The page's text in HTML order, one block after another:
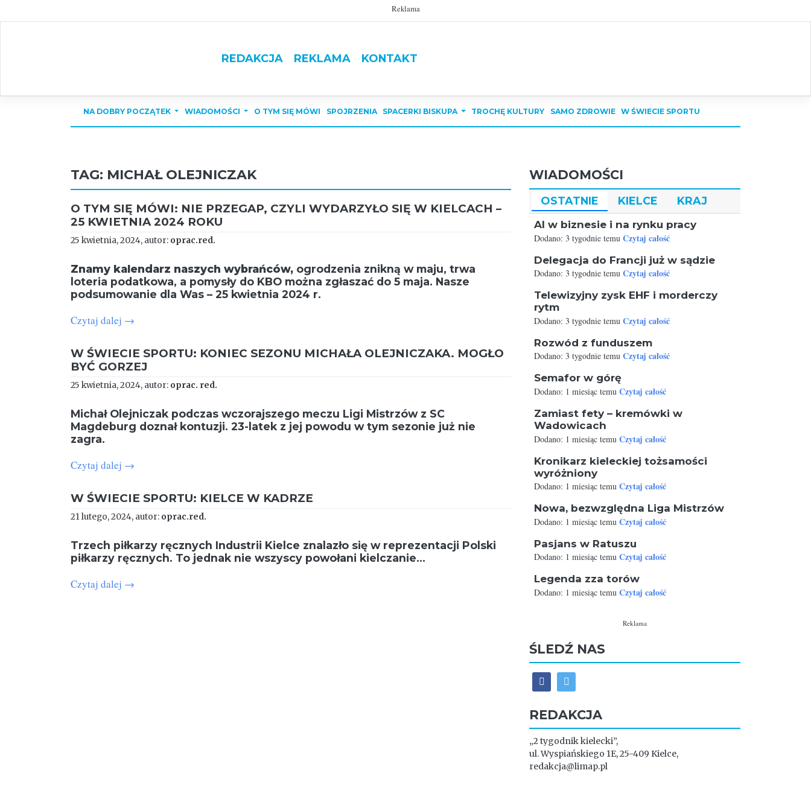
to
Reklama
REDAKCJA REKLAMA KONTAKT
NA DOBRY POCZĄTEK WIADOMOŚCI O TYM SIĘ MÓWI SPOJRZENIA SPACERKI BISKUPA TROCHĘ KULTURY SAMO ZDROWIE W ŚWIECIE SPORTU
TAG: MICHAŁ OLEJNICZAK
O TYM SIĘ MÓWI: NIE PRZEGAP, CZYLI WYDARZYŁO SIĘ W KIELCACH –
25 KWIETNIA 2024 ROKU
25 kwietnia, 2024, autor: oprac.red.
Znamy kalendarz naszych wybrańców, ogrodzenia znikną w maju, trwa
loteria podatkowa, a pomysły do KBO można zgłaszać do 5 maja. Nasze
podsumowanie dla Was – 25 kwietnia 2024 r.
Czytaj dalej →
W ŚWIECIE SPORTU: KONIEC SEZONU MICHAŁA OLEJNICZAKA. MOGŁO
BYĆ GORZEJ
25 kwietnia, 2024, autor: oprac. red.
Michał Olejniczak podczas wczorajszego meczu Ligi Mistrzów z SC
Magdeburg doznał kontuzji. 23-latek z jej powodu w tym sezonie już nie
zagra.
Czytaj dalej →
W ŚWIECIE SPORTU: KIELCE W KADRZE
21 lutego, 2024, autor: oprac.red.
Trzech piłkarzy ręcznych Industrii Kielce znalazło się w reprezentacji Polski
piłkarzy ręcznych. To jednak nie wszyscy powołani kielczanie…
Czytaj dalej →
WIADOMOŚCI
OSTATNIE KIELCE KRAJ
AI w biznesie i na rynku pracy
Dodano: 3 tygodnie temu Czytaj całość
Delegacja do Francji już w sądzie
Dodano: 3 tygodnie temu Czytaj całość
Telewizyjny zysk EHF i morderczy
rytm
Dodano: 3 tygodnie temu Czytaj całość
Rozwód z funduszem
Dodano: 3 tygodnie temu Czytaj całość
Semafor w górę
Dodano: 1 miesiąc temu Czytaj całość
Zamiast fety – kremówki w
Wadowicach
Dodano: 1 miesiąc temu Czytaj całość
Kronikarz kieleckiej tożsamości
wyróżniony
Dodano: 1 miesiąc temu Czytaj całość
Nowa, bezwzględna Liga Mistrzów
Dodano: 1 miesiąc temu Czytaj całość
Pasjans w Ratuszu
Dodano: 1 miesiąc temu Czytaj całość
Legenda zza torów
Dodano: 1 miesiąc temu Czytaj całość
Reklama
ŚLEDŹ NAS
REDAKCJA
„2 tygodnik kielecki”,
ul. Wyspiańskiego 1E, 25-409 Kielce,
redakcja@limap.pl